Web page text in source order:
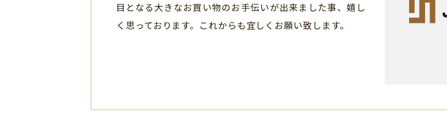
目となる大きなお買い物のお手伝いが出来ました事、嬉し
く思っております。これからも宜しくお願い致します。